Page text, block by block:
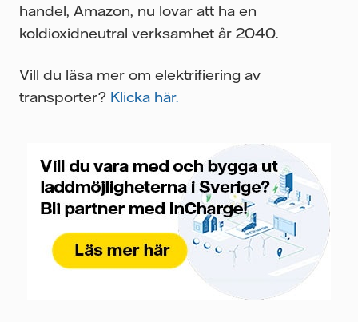
handel, Amazon, nu lovar att ha en
koldioxidneutral verksamhet år 2040.
Vill du läsa mer om elektrifiering av
transporter? Klicka här.